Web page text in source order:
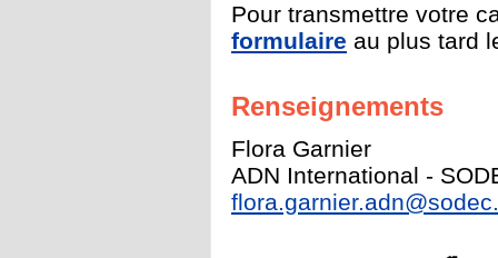
Pour transmettre votre
formulaire au plus tard
Renseignements
Flora Garnier
ADN International -